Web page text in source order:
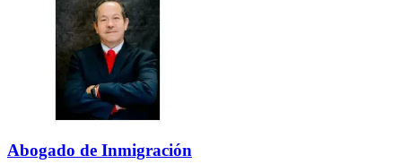
Abogado de Inmigración